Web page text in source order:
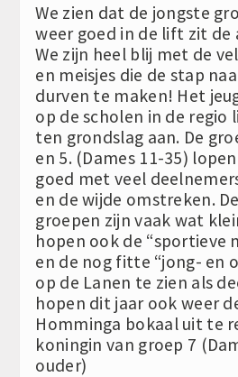
We zien dat de jongste
weer goed in de lift zit de
We zijn heel blij met de
en meisjes die de stap
durven te maken! Het
op de scholen in de regio
ten grondslag aan. De
en 5. (Dames 11-35)
goed met veel
en de wijde omstreken.
groepen zijn vaak wat
hopen ook de “sportieve
en de nog fitte “jong- en
op de Lanen te zien als
hopen dit jaar ook weer
Homminga bokaal uit te
koningin van groep 7
ouder)